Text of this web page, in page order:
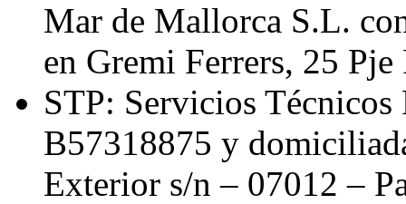
Mar de Mallorca S.L.
en Gremi Ferrers, 25
STP: Servicios
B57318875 y
Exterior s/n – 07012 –